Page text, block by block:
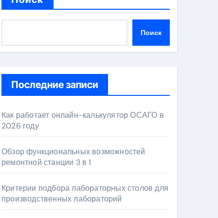
Поиск
Последние записи
Как работает онлайн-калькулятор ОСАГО в
2026 году
Обзор функциональных возможностей
ремонтной станции 3 в 1
Критерии подбора лабораторных столов для
производственных лабораторий